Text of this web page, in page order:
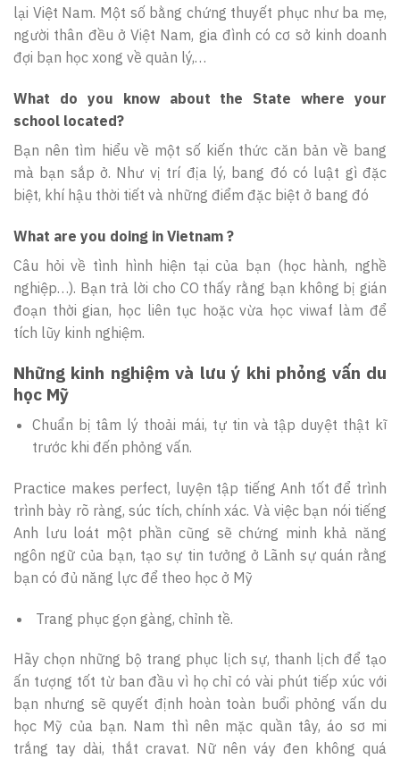
lại Việt Nam. Một số bằng chứng thuyết phục như ba mẹ,
người thân đều ở Việt Nam, gia đình có cơ sở kinh doanh
đợi bạn học xong về quản lý,…
What do you know about the State where your
school located?
Bạn nên tìm hiểu về một số kiến thức căn bản về bang
mà bạn sắp ở. Như vị trí địa lý, bang đó có luật gì đặc
biệt, khí hậu thời tiết và những điểm đặc biệt ở bang đó
What are you doing in Vietnam ?
Câu hỏi về tình hình hiện tại của bạn (học hành, nghề
nghiệp…). Bạn trả lời cho CO thấy rằng bạn không bị gián
đoạn thời gian, học liên tục hoặc vừa học viwaf làm để
tích lũy kinh nghiệm.
Những kinh nghiệm và lưu ý khi phỏng vấn du
học Mỹ
Chuẩn bị tâm lý thoải mái, tự tin và tập duyệt thật kĩ
trước khi đến phỏng vấn.
Practice makes perfect, luyện tập tiếng Anh tốt để trình
trình bày rõ ràng, súc tích, chính xác. Và việc bạn nói tiếng
Anh lưu loát một phần cũng sẽ chứng minh khả năng
ngôn ngữ của bạn, tạo sự tin tưởng ở Lãnh sự quán rằng
bạn có đủ năng lực để theo học ở Mỹ
Trang phục gọn gàng, chỉnh tề.
Hãy chọn những bộ trang phục lịch sự, thanh lịch để tạo
ấn tượng tốt từ ban đầu vì họ chỉ có vài phút tiếp xúc với
bạn nhưng sẽ quyết định hoàn toàn buổi phỏng vấn du
học Mỹ của bạn. Nam thì nên mặc quần tây, áo sơ mi
trắng tay dài, thắt cravat. Nữ nên váy đen không quá